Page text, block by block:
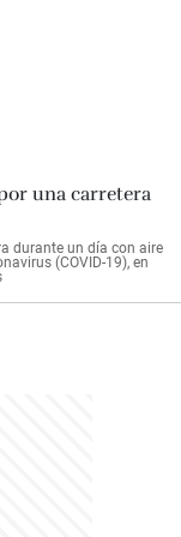
durante un día con aire
(COVID-19), en